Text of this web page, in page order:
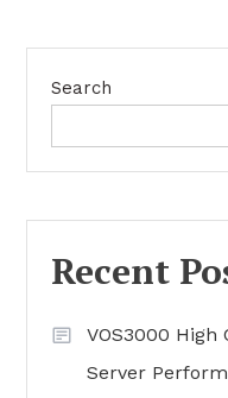
Search
Recent
VOS3000 High
Server